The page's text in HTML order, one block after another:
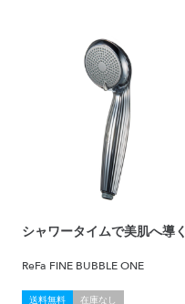
シャワータイムで美肌へ導く
ReFa FINE BUBBLE ONE
送料無料 在庫なし